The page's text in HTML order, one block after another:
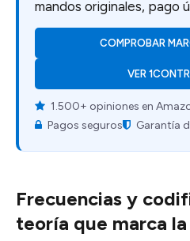
mandos originales, pago
COMPROBAR
VER
1.500+ opiniones en
Pagos seguros
Garantía
Frecuencias y
teoría que marca